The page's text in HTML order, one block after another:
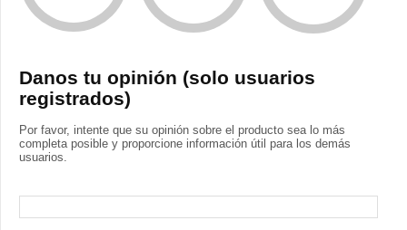
Danos tu opinión (solo usuarios
registrados)
Por favor, intente que su opinión sobre el producto sea lo más
completa posible y proporcione información útil para los demás
usuarios.